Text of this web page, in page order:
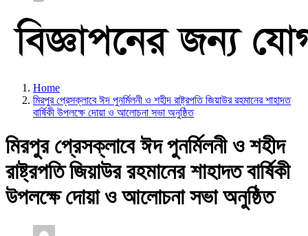
Home
মিরপুর প্রেসক্লাবে ঈদ পুনর্মিলনী ও শহীদ রাষ্ট্রপতি জিয়াউর রহমানের শাহাদত
বার্ষিকী উপলক্ষে দোয়া ও আলোচনা সভা অনুষ্ঠিত
মিরপুর প্রেসক্লাবে ঈদ পুনর্মিলনী ও শহীদ
রাষ্ট্রপতি জিয়াউর রহমানের শাহাদত বার্ষিকী
উপলক্ষে দোয়া ও আলোচনা সভা অনুষ্ঠিত